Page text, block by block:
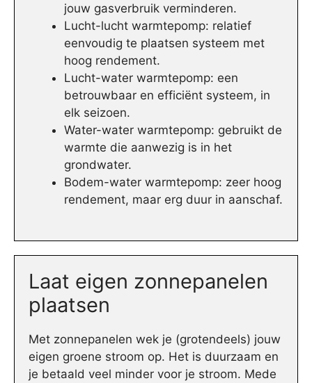
jouw gasverbruik verminderen.
Lucht-lucht warmtepomp: relatief
eenvoudig te plaatsen systeem met
hoog rendement.
Lucht-water warmtepomp: een
betrouwbaar en efficiënt systeem, in
elk seizoen.
Water-water warmtepomp: gebruikt de
warmte die aanwezig is in het
grondwater.
Bodem-water warmtepomp: zeer hoog
rendement, maar erg duur in aanschaf.
Laat eigen zonnepanelen
plaatsen
Met zonnepanelen wek je (grotendeels) jouw
eigen groene stroom op. Het is duurzaam en
je betaald veel minder voor je stroom. Mede